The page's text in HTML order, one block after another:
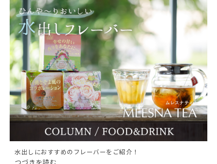
水出しにおすすめのフレーバーをご紹介！